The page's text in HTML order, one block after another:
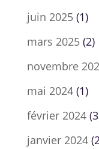
juin 2025(1)
mars 2025(2)
novembre
mai 2024(1)
février 2024
janvier 2024